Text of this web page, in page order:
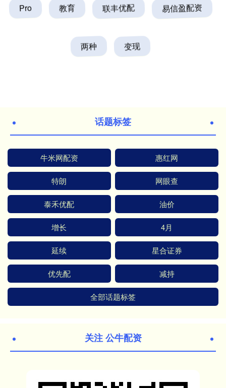
Pro 教育 联丰优配 易信盈配资
两种 变现
话题标签
牛米网配资 惠红网
特朗 网眼查
泰禾优配 油价
增长 4月
延续 星合证券
优先配 减持
全部话题标签
关注 公牛配资